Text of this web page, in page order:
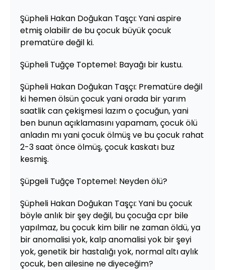
Şüpheli Hakan Doğukan Taşçı: Yani aspire
etmiş olabilir de bu çocuk büyük çocuk
prematüre değil ki.
Şüpheli Tuğçe Toptemel: Bayağı bir kustu.
Şüpheli Hakan Doğukan Taşçı: Prematüre değil
ki hemen ölsün çocuk yani orada bir yarım
saatlik can çekişmesi lazım o çocuğun, yani
ben bunun açıklamasını yapamam, çocuk ölü
anladın mı yani çocuk ölmüş ve bu çocuk rahat
2-3 saat önce ölmüş, çocuk kaskatı buz
kesmiş.
Şüpgeli Tuğçe Toptemel: Neyden ölü?
Şüpheli Hakan Doğukan Taşçı: Yani bu çocuk
böyle anlık bir şey değil, bu çocuğa cpr bile
yapılmaz, bu çocuk kim bilir ne zaman öldü, ya
bir anomalisi yok, kalp anomalisi yok bir şeyi
yok, genetik bir hastalığı yok, normal altı aylık
çocuk, ben ailesine ne diyeceğim?